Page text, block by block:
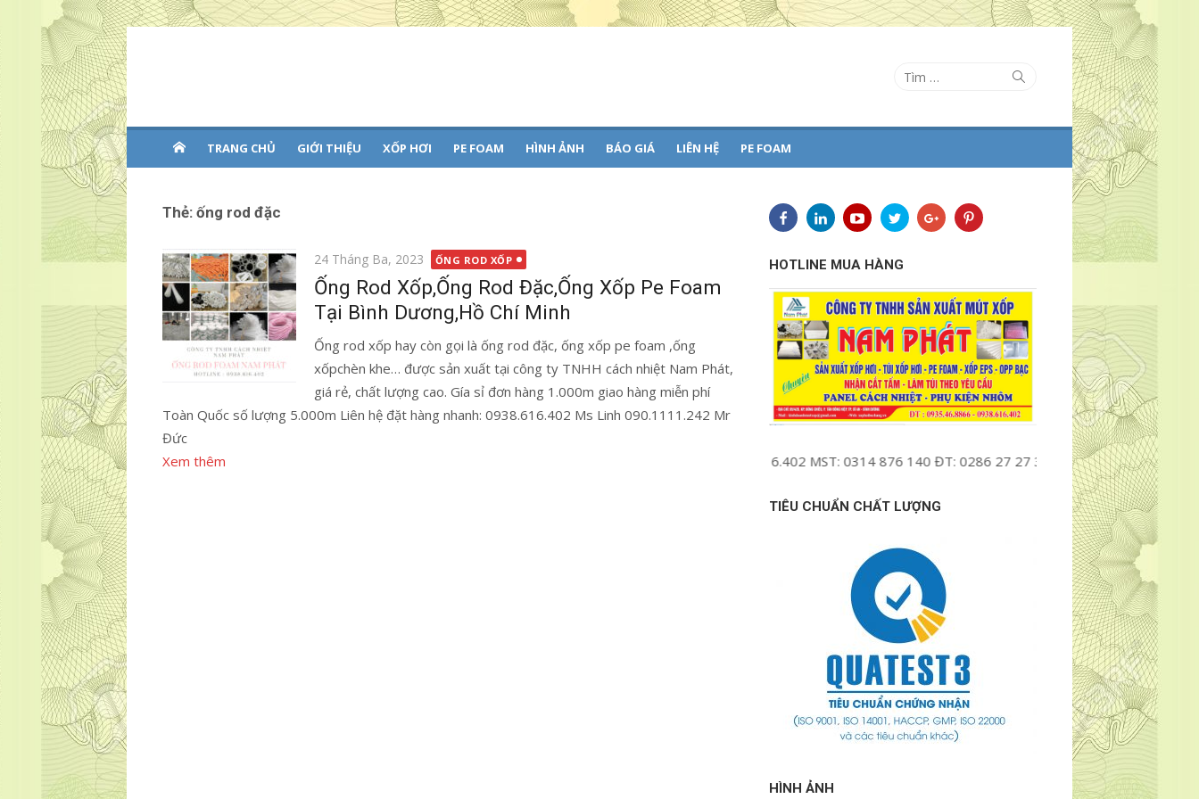
Chuyển
tới
nội
dung
Tìm
Tìm
TRANG CHỦ GIỚI THIỆU XỐP HƠI PE FOAM HÌNH ẢNH BÁO GIÁ LIÊN HỆ PE FOAM
Thẻ: ống rod đặc
Đăng
vào
24 Tháng Ba, 2023 ỐNG ROD XỐP
Ống Rod Xốp,Ống Rod Đặc,Ống Xốp Pe Foam
Tại Bình Dương,Hồ Chí Minh
Ống rod xốp hay còn gọi là ống rod đặc, ống xốp pe foam ,ống
xốpchèn khe… được sản xuất tại công ty TNHH cách nhiệt Nam Phát,
giá rẻ, chất lượng cao. Gía sỉ đơn hàng 1.000m giao hàng miễn phí
Toàn Quốc số lượng 5.000m Liên hệ đặt hàng nhanh: 0938.616.402 Ms Linh 090.1111.242 Mr
Đức
Xem thêm
HOTLINE MUA HÀNG
Khai, Kp Đông Chiêu, Tân Đông Hiệp, Dĩ An, Bình Dương Hotline : (Mr Đức) 090 1111 242 – (Ms Linh) 0938.616.402 MST: 0314 876 140 ĐT: 0286 27 27 369 Mail :
TIÊU CHUẨN CHẤT LƯỢNG
HÌNH ẢNH